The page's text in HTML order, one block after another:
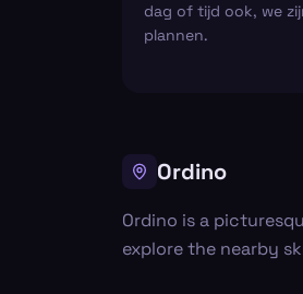
dag of tijd ook, we
plannen.
Ordino
Ordino is a
explore the nearby